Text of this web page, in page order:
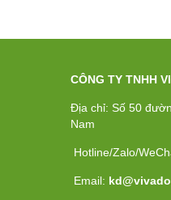
CÔNG TY TNHH
Địa chỉ: Số 50
Nam
Hotline/Zalo/
Email: